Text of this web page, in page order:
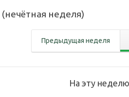
(нечётная неделя)
Предыдущая неделя
На эту